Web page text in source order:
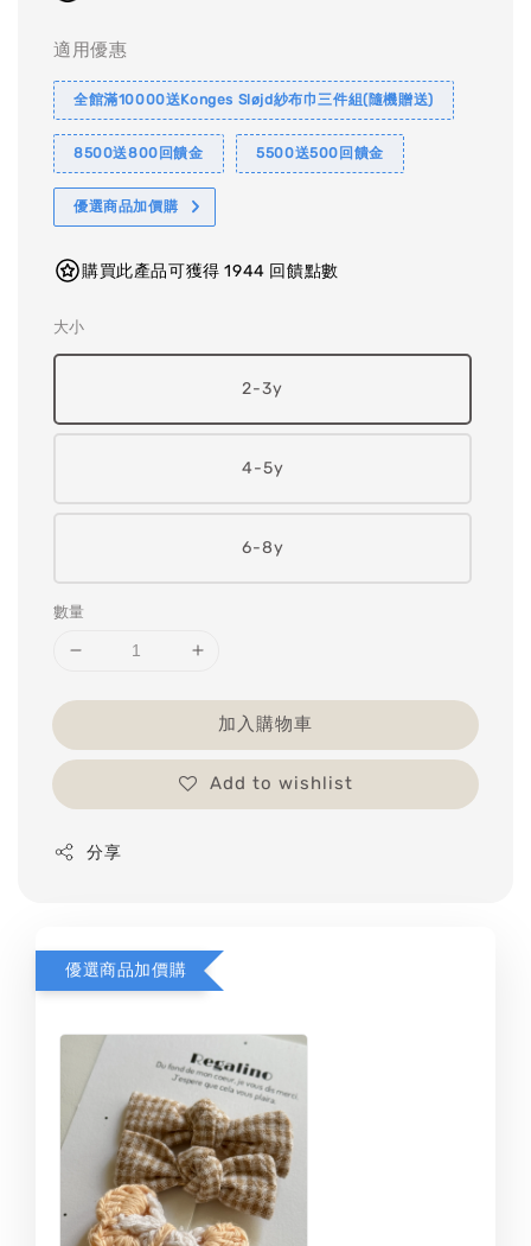
適用優惠
全館滿10000送Konges Sløjd紗布巾三件組(隨機贈送)
8500送800回饋金 5500送500回饋金
優選商品加價購
購買此產品可獲得 1944 回饋點數
大小
2-3y
4-5y
6-8y
數量
加入購物車
Add to wishlist
分享
優選商品加價購